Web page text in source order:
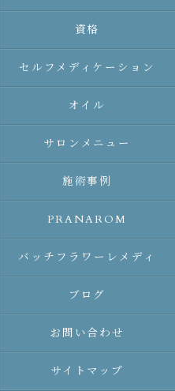
資格
セルフメディケーション
オイル
サロンメニュー
施術事例
PRANAROM
バッチフラワーレメディ
ブログ
お問い合わせ
サイトマップ